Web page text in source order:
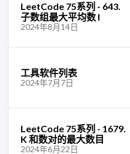
LeetCode 75系列 - 643.
子数组最大平均数 I
2024年8月14日
工具软件列表
2024年7月7日
LeetCode 75系列 - 1679.
K 和数对的最大数目
2024年6月22日